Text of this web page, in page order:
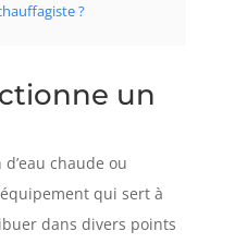
?
un
chaude ou
qui sert à
dans divers points